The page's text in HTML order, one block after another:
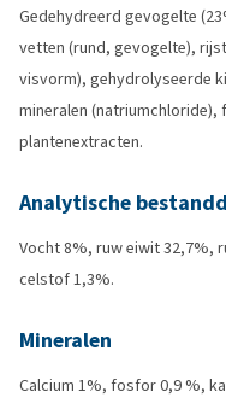
Gedehydreerd gevogelte
vetten (rund, gevogelte),
visvorm), gehydrolyseerde
mineralen (natriumchloride),
plantenextracten.
Analytische
Vocht 8%, ruw eiwit 32,7%,
celstof 1,3%.
Mineralen
Calcium 1%, fosfor 0,9 %,